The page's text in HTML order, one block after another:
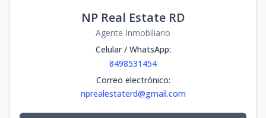
NP Real Estate RD
Agente Inmobiliario
Celular / WhatsApp:
8498531454
Correo electrónico:
nprealestaterd@gmail.com